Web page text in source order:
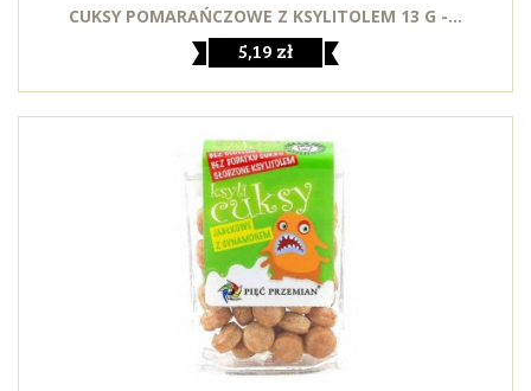
CUKSY POMARAŃCZOWE Z KSYLITOLEM 13 G -...
5,19 zł